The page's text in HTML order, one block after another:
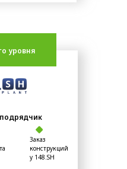
Заказ
конструкций
у 148.SH
подрядчик
уровня